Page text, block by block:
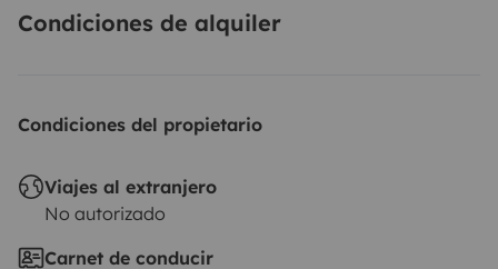
Übersetzt mit DeepL (https://www.deepl.com/app/?
Condiciones de alquiler
Condiciones del propietario
Viajes al extranjero
No autorizado
Carnet de conducir